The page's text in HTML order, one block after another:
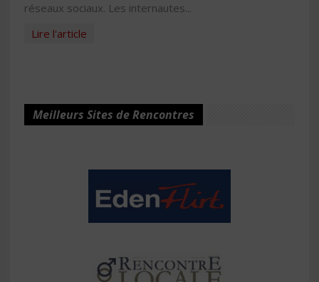
réseaux sociaux. Les internautes...
Lire l'article
Meilleurs Sites de Rencontres